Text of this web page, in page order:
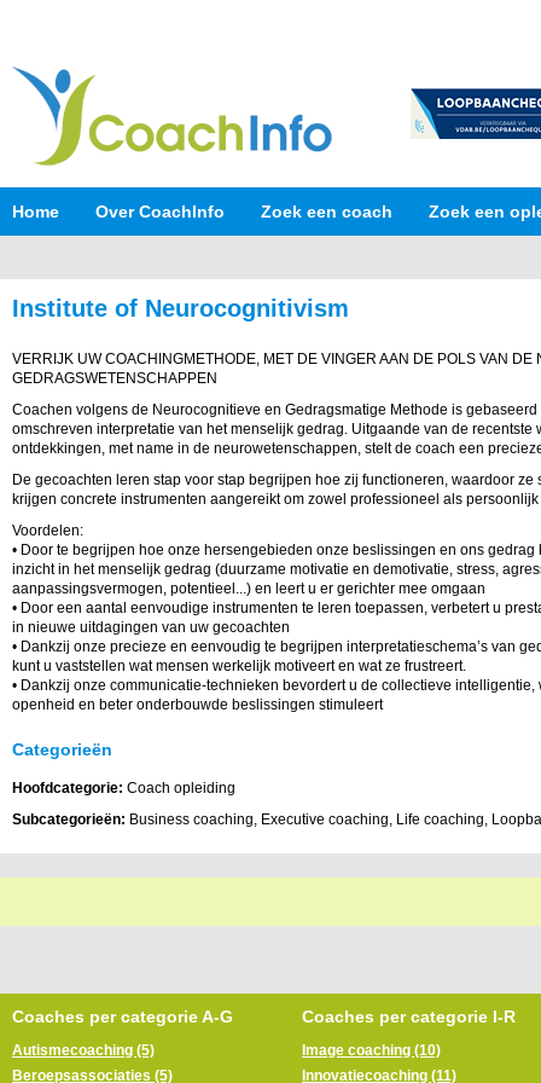
Home Over CoachInfo Zoek een coach Zoek een
Institute of Neurocognitivism
VERRIJK UW COACHINGMETHODE, MET DE VINGER AAN DE POLS VAN DE
GEDRAGSWETENSCHAPPEN
Coachen volgens de Neurocognitieve en Gedragsmatige Methode is
omschreven interpretatie van het menselijk gedrag. Uitgaande van de recentste
ontdekkingen, met name in de neurowetenschappen, stelt de coach een
De gecoachten leren stap voor stap begrijpen hoe zij functioneren, waardoor
krijgen concrete instrumenten aangereikt om zowel professioneel als
Voordelen:
• Door te begrijpen hoe onze hersengebieden onze beslissingen en ons gedrag
inzicht in het menselijk gedrag (duurzame motivatie en demotivatie, stress,
aanpassingsvermogen, potentieel...) en leert u er gerichter mee omgaan
• Door een aantal eenvoudige instrumenten te leren toepassen, verbetert u
in nieuwe uitdagingen van uw gecoachten
• Dankzij onze precieze en eenvoudig te begrijpen interpretatieschema’s van
kunt u vaststellen wat mensen werkelijk motiveert en wat ze frustreert.
• Dankzij onze communicatie-technieken bevordert u de collectieve intelligentie,
openheid en beter onderbouwde beslissingen stimuleert
Categorieën
Hoofdcategorie: Coach opleiding
Subcategorieën: Business coaching, Executive coaching, Life coaching,
Coaches per categorie A-G
Autismecoaching (5)
Beroepsassociaties (5)
Coaches per categorie I-R
Image coaching (10)
Innovatiecoaching (11)